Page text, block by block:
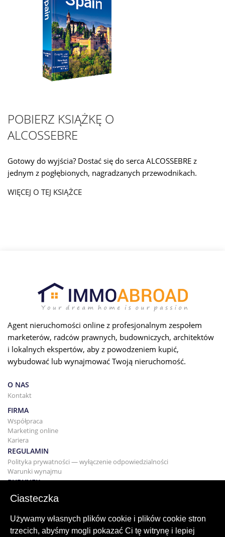
POBIERZ KSIĄŻKĘ O
ALCOSSEBRE
Gotowy do wyjścia? Dostać się do serca ALCOSSEBRE z
jednym z pogłębionych, nagradzanych przewodnikach.
WIĘCEJ O TEJ KSIĄŻCE
Agent nieruchomości online z profesjonalnym zespołem
marketerów, radców prawnych, budowniczych, architektów
i lokalnych ekspertów, aby z powodzeniem kupić,
wybudować lub wynajmować Twoją nieruchomość.
O NAS
Kontakt
FIRMA
Współpraca
Marketing online
Kariera
REGULAMIN
Polityka prywatności — wyłączenie odpowiedzialności
Warunki wynajmu
BUDYNEK
Projektowanie
Kupowanie domu
Sprzedaż
Ciasteczka
Używamy własnych plików cookie i plików cookie stron
trzecich, abyśmy mogli pokazać Ci tę witrynę i lepiej